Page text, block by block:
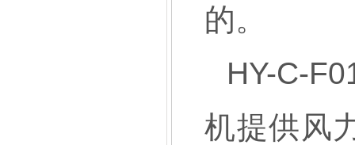
的。
HY-C-
机提供风